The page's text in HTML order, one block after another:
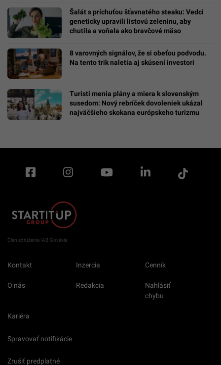
Šalát s príchuťou šťavnatého steaku: Vedci
geneticky upravili listovú zeleninu, aby
chutila a voňala ako bravčové mäso
8 varovných signálov, že si obeťou podvodu.
Na tento trik naletia aj skúsení investori
Turisti menia plány a miera k slovenským
susedom: Nový rebríček dovoleniek ukázal
najväčšieho skokana európskeho turizmu
Člen združenia IAB Slovakia
Kontakt Inzercia Cenník
O nás Redakcia
Nahlásiť
chybu
Kariéra
Spravovať notifikácie
Zrušiť predplatné